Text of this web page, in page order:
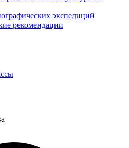
экспедиций
рекомендации